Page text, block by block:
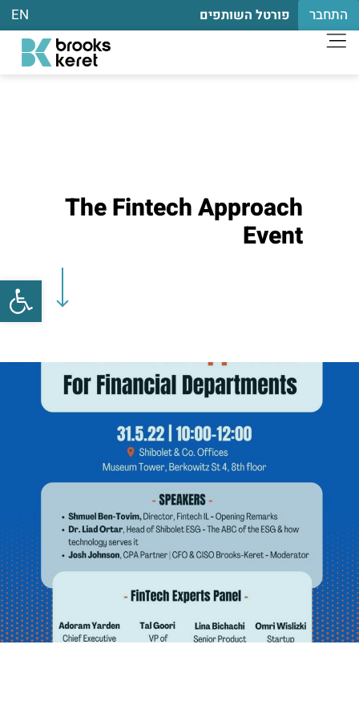
התחבר פורטל השותפים EN
The Fintech Approach
Event